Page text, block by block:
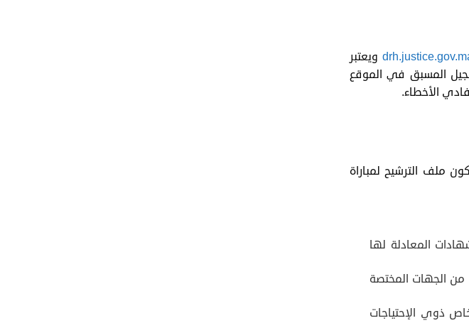
ويعتبر
التسجيل المسبق في الموقع
الأخطاء.
ملف الترشيح لمباراة
المعادلة لها
الجهات المختصة
ذوي الإحتياجات